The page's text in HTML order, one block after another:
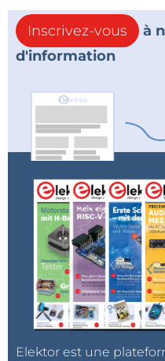
Inscrivez-vous
à
d'information
Elektor est une